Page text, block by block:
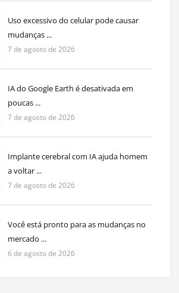
Uso excessivo do celular pode causar
mudanças ...
7 de agosto de 2026
IA do Google Earth é desativada em
poucas ...
7 de agosto de 2026
Implante cerebral com IA ajuda homem
a voltar ...
7 de agosto de 2026
Você está pronto para as mudanças no
mercado ...
6 de agosto de 2026